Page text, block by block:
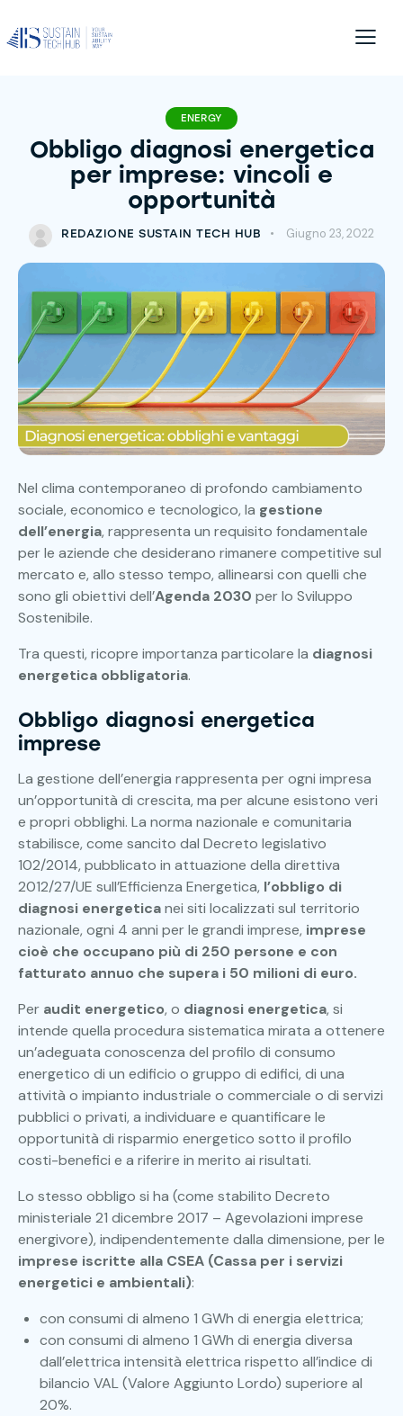
ENERGY
Obbligo diagnosi energetica
per imprese: vincoli e
opportunità
REDAZIONE SUSTAIN TECH HUB Giugno 23, 2022
Nel clima contemporaneo di profondo cambiamento
sociale, economico e tecnologico, la gestione
dell’energia, rappresenta un requisito fondamentale
per le aziende che desiderano rimanere competitive sul
mercato e, allo stesso tempo, allinearsi con quelli che
sono gli obiettivi dell’Agenda 2030 per lo Sviluppo
Sostenibile.
Tra questi, ricopre importanza particolare la diagnosi
energetica obbligatoria.
Obbligo diagnosi energetica
imprese
La gestione dell’energia rappresenta per ogni impresa
un’opportunità di crescita, ma per alcune esistono veri
e propri obblighi. La norma nazionale e comunitaria
stabilisce, come sancito dal Decreto legislativo
102/2014, pubblicato in attuazione della direttiva
2012/27/UE sull’Efficienza Energetica, l’obbligo di
diagnosi energeticanei siti localizzati sul territorio
nazionale, ogni 4 anni per le grandi imprese, imprese
cioè che occupano più di 250 persone e con
fatturato annuo che supera i 50 milioni di euro.
Per audit energetico, o diagnosi energetica, si
intende quella procedura sistematica mirata a ottenere
un’adeguata conoscenza del profilo di consumo
energetico di un edificio o gruppo di edifici, di una
attività o impianto industriale o commerciale o di servizi
pubblici o privati, a individuare e quantificare le
opportunità di risparmio energetico sotto il profilo
costi-benefici e a rife­rire in merito ai risultati.
Lo stesso obbligo si ha (come stabilito Decreto
ministeriale 21 dicembre 2017 – Agevolazioni imprese
energivore), indipendentemente dalla dimensione, per le
imprese iscritte alla CSEA (Cassa per i servizi
energetici e ambientali):
con consumi di almeno 1 GWh di energia elettrica;
con consumi di almeno 1 GWh di energia diversa
dall’elettrica intensità elettrica rispetto all’indice di
bilancio VAL (Valore Aggiunto Lordo) superiore al
20%.